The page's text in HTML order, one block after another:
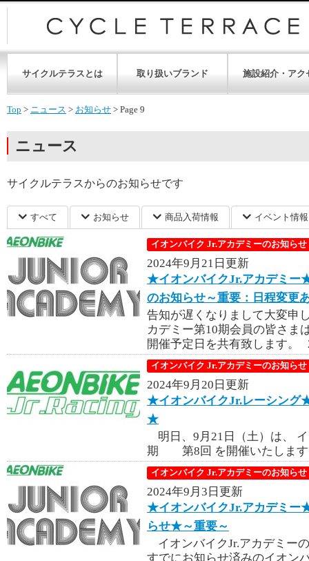
サイクルテラスとは 取り扱いブランド 施設紹介・アク
Top > ニュース > お知らせ > Page 9
ニュース
サイクルテラスからのお知らせです
すべて お知らせ 商品入荷情報 イベント情報
イオンバイク Jr.アカデミーのお知らせ
2024年9月21日更新
★イオンバイクJr.アカデミー
のお知らせ～重要：日程変更
告知が遅くなりまして大変申
カデミー第10期会員の皆さま
開催予定日を共有致します
イオンバイク Jr.アカデミーのお知らせ
2024年9月20日更新
★イオンバイクJr.レーシン
★
明日、9月21日（土）は、
期 第8回 を開催いたし
イオンバイク Jr.アカデミーのお知らせ
2024年9月3日更新
★イオンバイクJr.アカデミー
らせ★～重要～
イオンバイクJr.アカデミー
すでにお知らせ済みのイオン